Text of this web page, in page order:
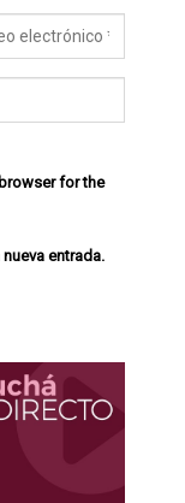
for the
entrada.